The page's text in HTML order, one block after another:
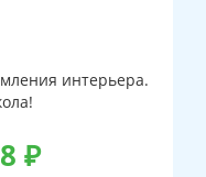
интерьера.
₽